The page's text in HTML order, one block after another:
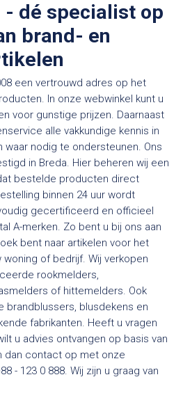
dé specialist op
brand- en
een vertrouwd adres op het
In onze webwinkel kunt u
voor gunstige prijzen. Daarnaast
alle vakkundige kennis in
waar nodig te ondersteunen. Ons
in Breda. Hier beheren wij een
bestelde producten direct
binnen 24 uur wordt
gecertificeerd en officieel
A-merken. Zo bent u bij ons aan
bent naar artikelen voor het
woning of bedrijf. Wij verkopen
rookmelders,
of hittemelders. Ook
brandblussers, blusdekens en
fabrikanten. Heeft u vragen
u advies ontvangen op basis van
dan contact op met onze
- 123 0 888. Wij zijn u graag van